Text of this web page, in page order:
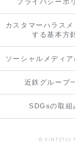
カスタマーハラス
する基本方
ソーシャルメディ
近鉄グループ
SDGsの取組
© KINTETSU